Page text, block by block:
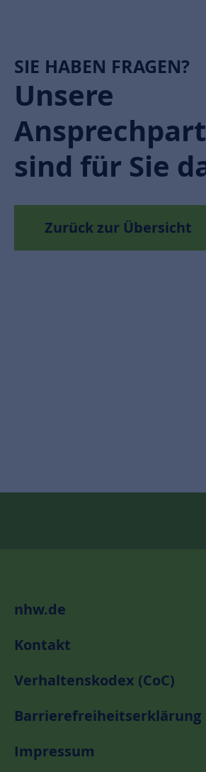
SIE HABEN FRAGEN?
Unsere
sind für Sie
Zurück zur Übersicht
nhw.de
Kontakt
Verhaltenskodex (CoC)
Barrierefreiheitserklärung
Impressum